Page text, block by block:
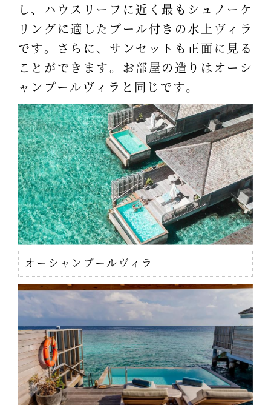
し、ハウスリーフに近く最もシュノーケ
リングに適したプール付きの水上ヴィラ
です。さらに、サンセットも正面に見る
ことができます。お部屋の造りはオーシ
ャンプールヴィラと同じです。
オーシャンプールヴィラ